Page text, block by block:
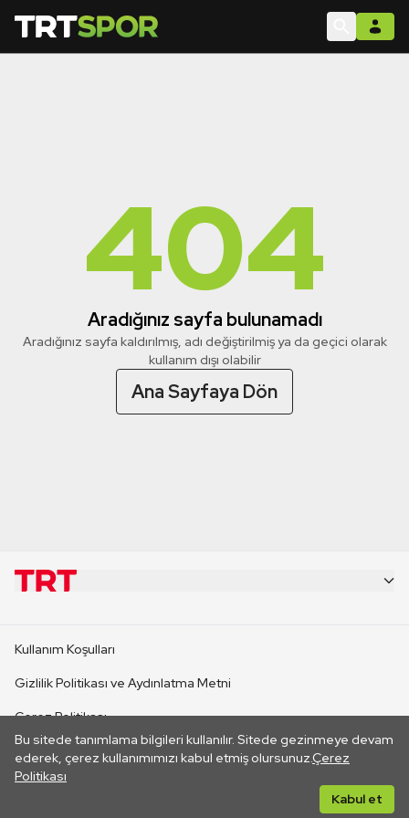
404
Aradığınız sayfa bulunamadı
Aradığınız sayfa kaldırılmış, adı değiştirilmiş ya da geçici olarak
kullanım dışı olabilir
Ana Sayfaya Dön
Bu sitede tanımlama bilgileri kullanılır. Sitede gezinmeye devam
ederek, çerez kullanımımızı kabul etmiş olursunuz.Çerez
Politikası
Kabul et
CANLI YAYINLAR
Kullanım Koşulları
Gizlilik Politikası ve Aydınlatma Metni
Çerez Politikası
İletişim
Her hakkı saklıdır. ©2026 TRT. Bağlantı yoluyla gidilen dış